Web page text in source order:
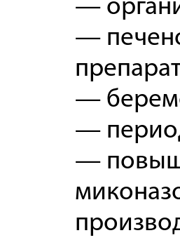
—
—
—
—
—